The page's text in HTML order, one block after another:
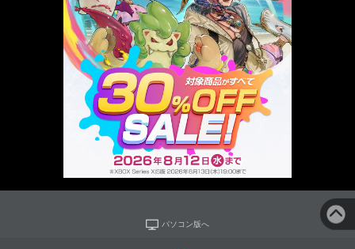
パソコン版へ